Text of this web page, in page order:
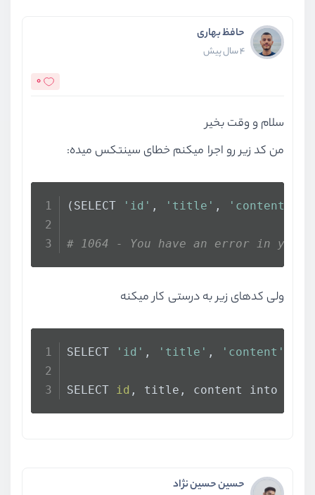
حافظ بهاری
4 سال پیش
0
سلام و وقت بخیر
من کد زیر رو اجرا میکنم خطای سینتکس میده:
(SELECT 'id' , 'title' , 'content'
# 1064 - You have an error in
ولی کدهای زیر به درستی کار میکنه
SELECT 'id' , 'title' , 'content'
SELECT id , title, content into
حسین حسین نژاد